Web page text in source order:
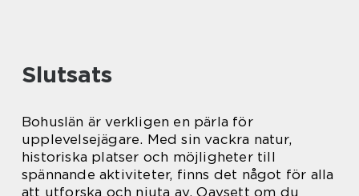
Slutsats
Bohuslän är verkligen en pärla för
upplevelsejägare. Med sin vackra natur,
historiska platser och möjligheter till
spännande aktiviteter, finns det något för alla
att utforska och njuta av. Oavsett om du